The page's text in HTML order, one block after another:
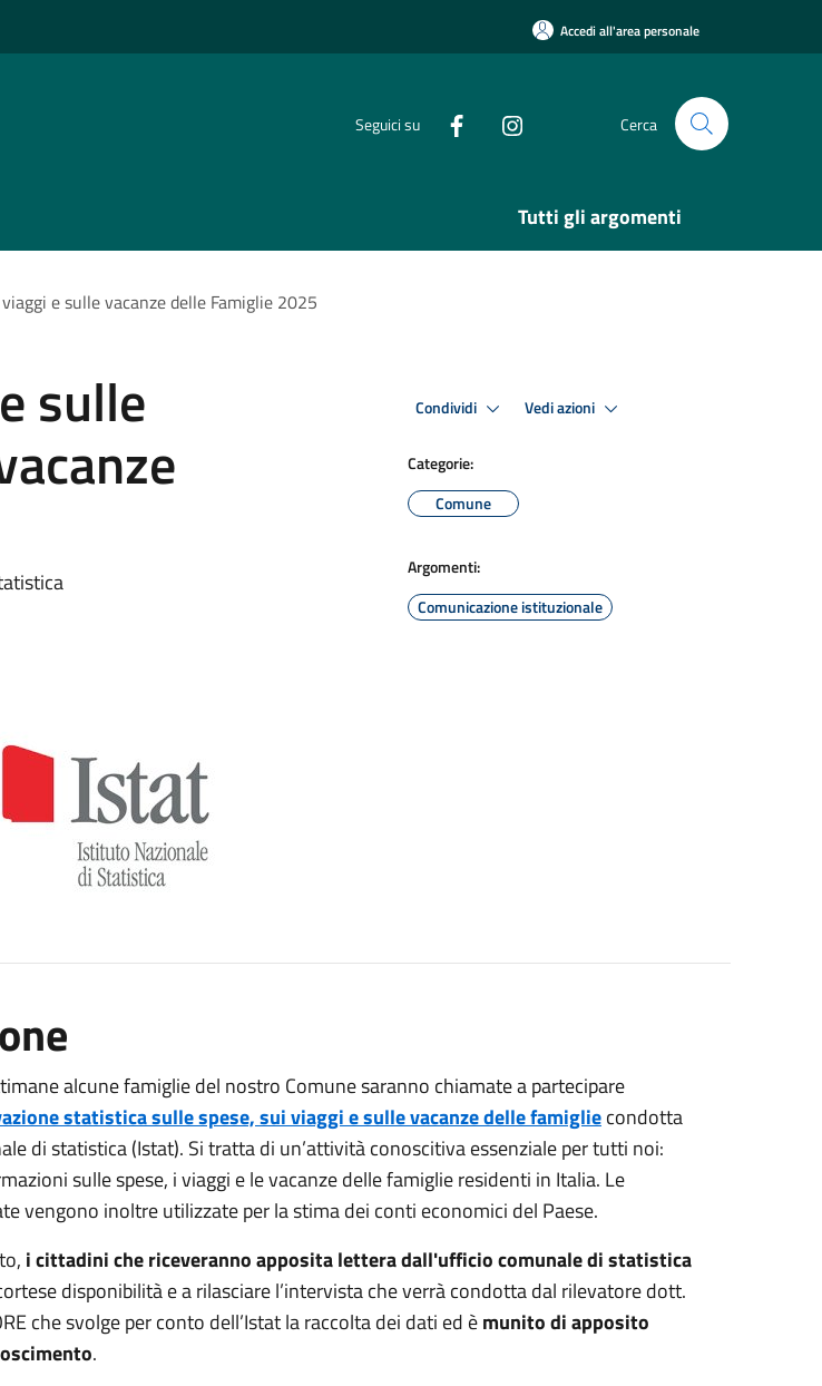
Accedi all'area personale
Seguici su Cerca
Tutti gli argomenti
e sulle vacanze delle Famiglie 2025
sulle Condividi Vedi azioni
Categorie:
Comune
Argomenti:
Comunicazione istituzionale
alcune famiglie del nostro Comune saranno chiamate a partecipare
statistica sulle spese, sui viaggi e sulle vacanze delle famigliecondotta
di statistica (Istat). Si tratta di un’attività conoscitiva essenziale per tutti noi:
sulle spese, i viaggi e le vacanze delle famiglie residenti in Italia. Le
vengono inoltre utilizzate per la stima dei conti economici del Paese.
i cittadini che riceveranno apposita lettera dall'ufficio comunale di statistica
disponibilità e a rilasciare l’intervista che verrà condotta dal rilevatore dott.
che svolge per conto dell’Istat la raccolta dei dati ed èmunito di apposito
.